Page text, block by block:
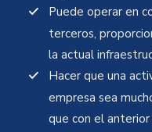
Puede operar en
terceros,
la actual
Hacer que una
empresa sea
que con el